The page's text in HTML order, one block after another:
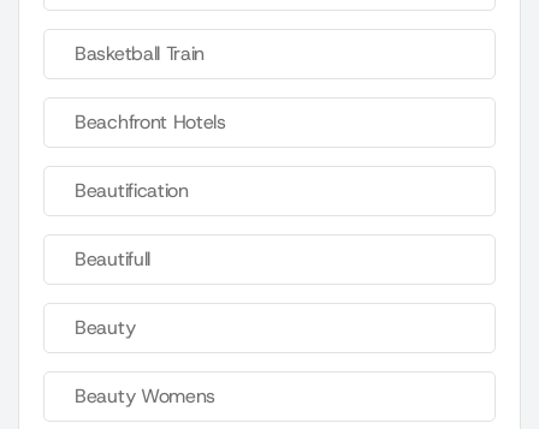
Basketball Train
Beachfront Hotels
Beautification
Beautifull
Beauty
Beauty Womens